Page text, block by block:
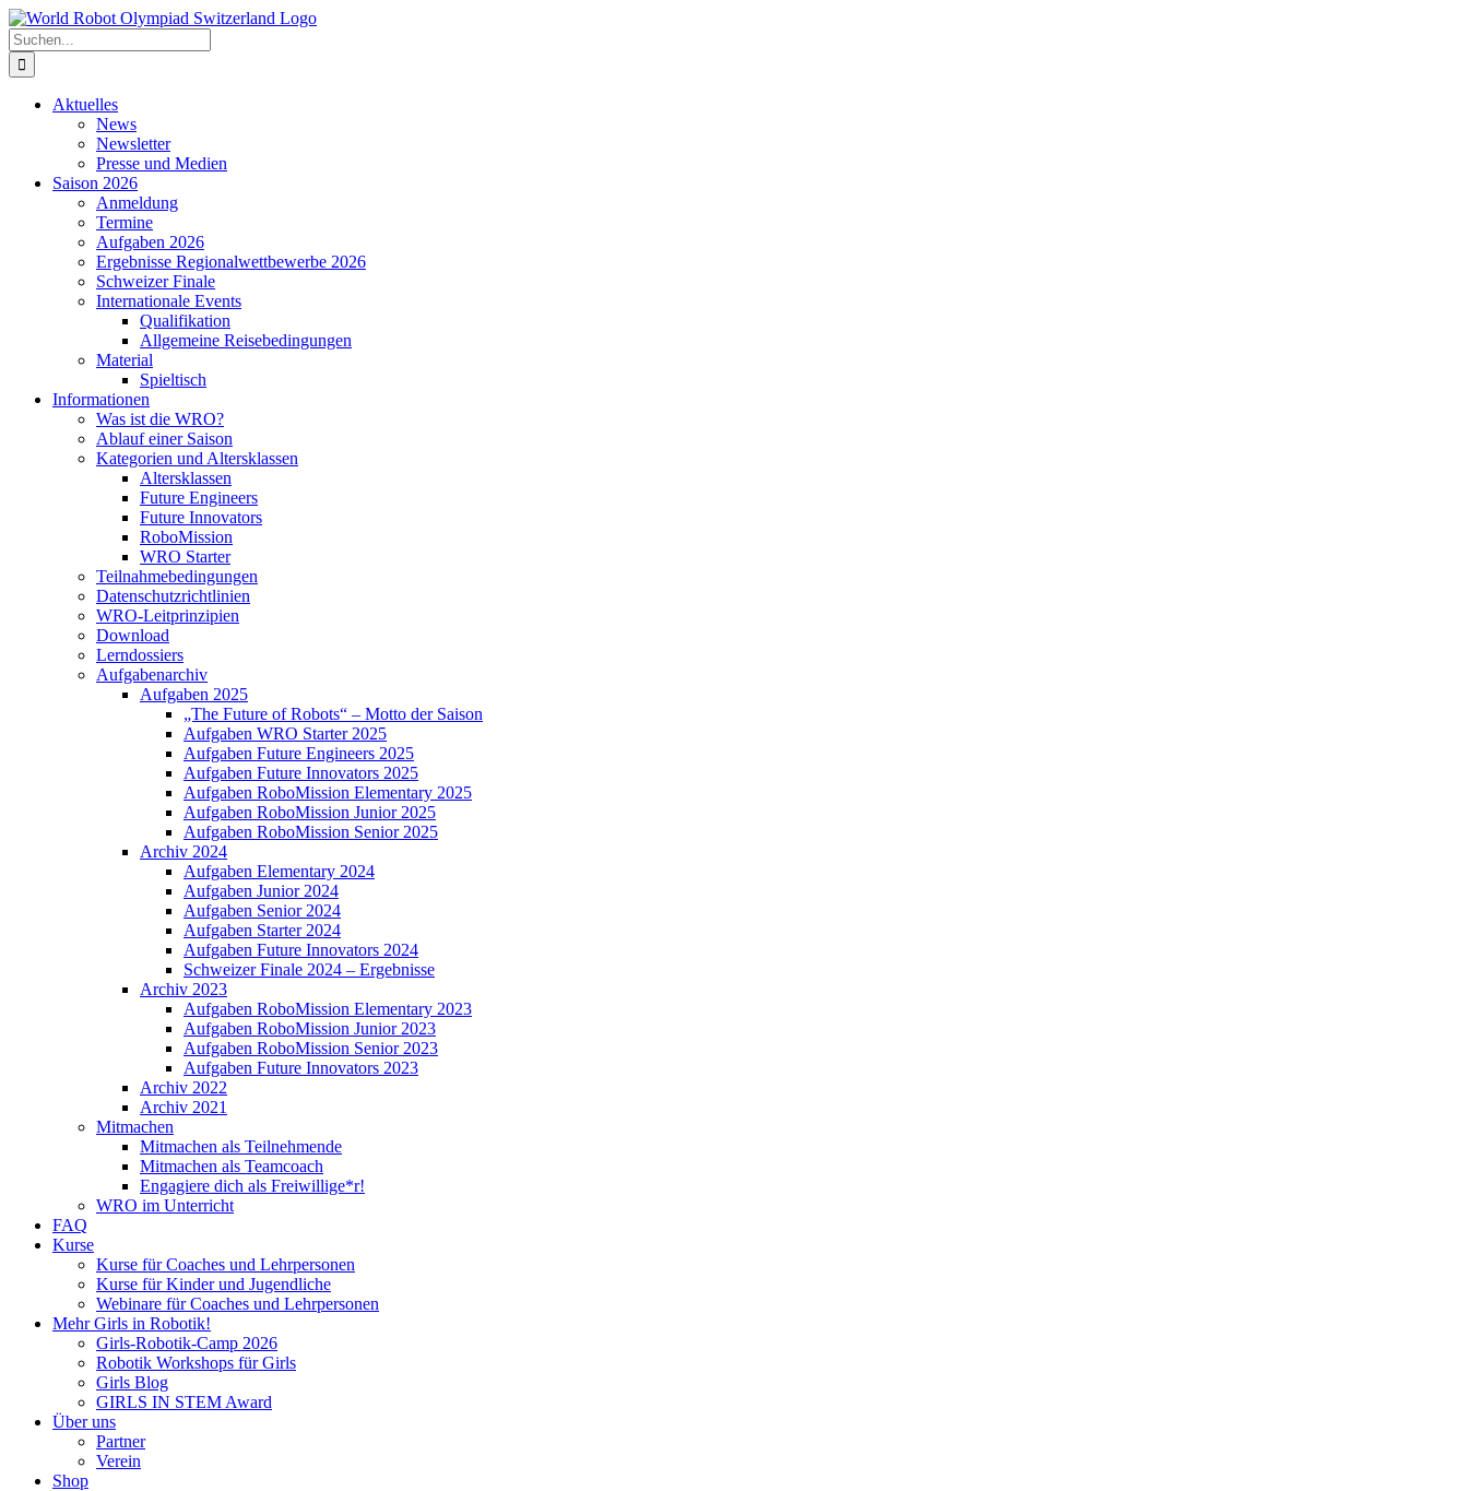
Zum
Inhalt
springen
Suche
nach:
Aktuelles
News
Newsletter
Presse und Medien
Saison 2026
Anmeldung
Termine
Aufgaben 2026
Ergebnisse Regionalwettbewerbe 2026
Schweizer Finale
Internationale Events
Qualifikation
Allgemeine Reisebedingungen
Material
Spieltisch
Informationen
Was ist die WRO?
Ablauf einer Saison
Kategorien und Altersklassen
Altersklassen
Future Engineers
Future Innovators
RoboMission
WRO Starter
Teilnahmebedingungen
Datenschutzrichtlinien
WRO-Leitprinzipien
Download
Lerndossiers
Aufgabenarchiv
Aufgaben 2025
„The Future of Robots“ – Motto der Saison
Aufgaben WRO Starter 2025
Aufgaben Future Engineers 2025
Aufgaben Future Innovators 2025
Aufgaben RoboMission Elementary 2025
Aufgaben RoboMission Junior 2025
Aufgaben RoboMission Senior 2025
Archiv 2024
Aufgaben Elementary 2024
Aufgaben Junior 2024
Aufgaben Senior 2024
Aufgaben Starter 2024
Aufgaben Future Innovators 2024
Schweizer Finale 2024 – Ergebnisse
Archiv 2023
Aufgaben RoboMission Elementary 2023
Aufgaben RoboMission Junior 2023
Aufgaben RoboMission Senior 2023
Aufgaben Future Innovators 2023
Archiv 2022
Archiv 2021
Mitmachen
Mitmachen als Teilnehmende
Mitmachen als Teamcoach
Engagiere dich als Freiwillige*r!
WRO im Unterricht
FAQ
Kurse
Kurse für Coaches und Lehrpersonen
Kurse für Kinder und Jugendliche
Webinare für Coaches und Lehrpersonen
Mehr Girls in Robotik!
Girls-Robotik-Camp 2026
Robotik Workshops für Girls
Girls Blog
GIRLS IN STEM Award
Über uns
Partner
Verein
Shop